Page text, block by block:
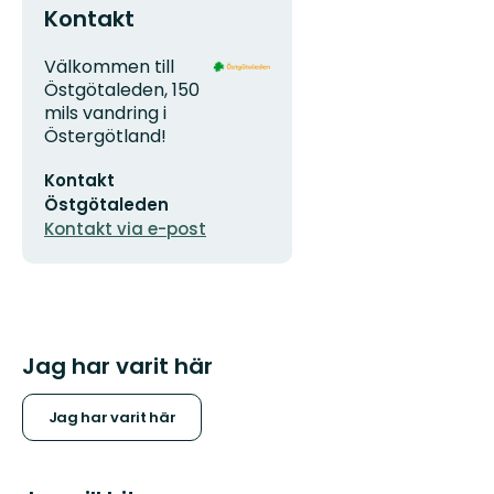
Kontakt
Adress
Välkommen till
Östgötaleden, 150
mils vandring i
Östergötland!
postadress
Kontakt
Östgötaleden
Kontakt via e-post
Organisationens
Jag har varit här
Jag har varit här